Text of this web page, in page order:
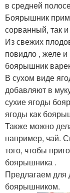
в средней
Боярышник
сорванный, так
Из свежих
повидло , желе и
боярышник
В сухом виде
добавляют в
сухие ягоды
ягоды как
Также можно
например, чай.
того, чтобы
боярышника .
Предлагаем для
боярышником.